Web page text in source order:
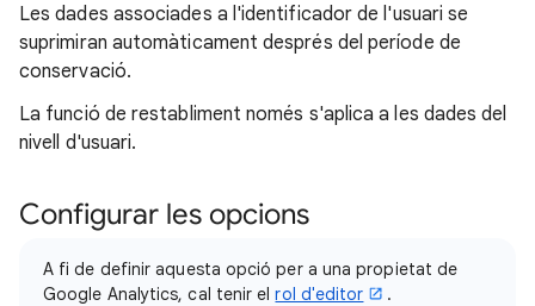
Les dades associades a l'identificador de l'usuari se
suprimiran automàticament després del període de
conservació.
La funció de restabliment només s'aplica a les dades del
nivell d'usuari.
Configurar les opcions
A fi de definir aquesta opció per a una propietat de
Google Analytics, cal tenir elrol d'editor .